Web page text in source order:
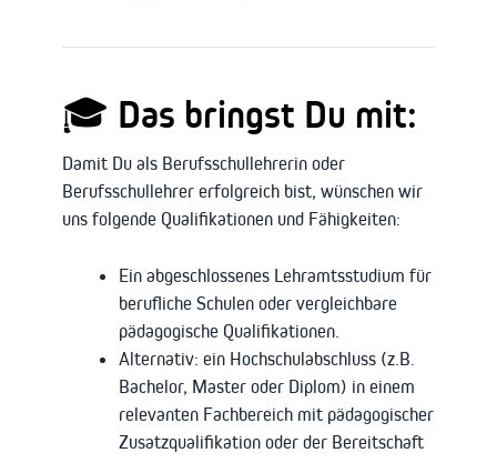
🎓 Das bringst Du mit:
Damit Du als Berufsschullehrerin oder
Berufsschullehrer erfolgreich bist, wünschen wir
uns folgende Qualifikationen und Fähigkeiten:
Ein abgeschlossenes Lehramtsstudium für
berufliche Schulen oder vergleichbare
pädagogische Qualifikationen.
Alternativ: ein Hochschulabschluss (z.B.
Bachelor, Master oder Diplom) in einem
relevanten Fachbereich mit pädagogischer
Zusatzqualifikation oder der Bereitschaft